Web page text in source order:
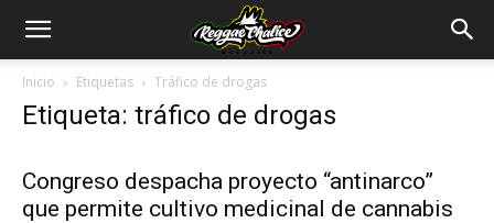
Inicio Etiquetas Tráfico de drogas
Etiqueta: tráfico de drogas
Congreso despacha proyecto “antinarco”
que permite cultivo medicinal de cannabis